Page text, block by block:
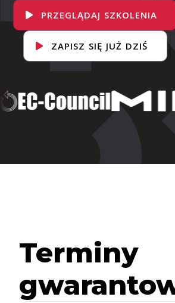
PRZEGLĄDAJ SZKOLENIA
ZAPISZ SIĘ JUŻ DZIŚ
Terminy